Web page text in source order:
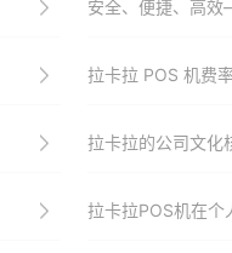
安全、便捷、高
拉卡拉 POS 机费
拉卡拉的公司文化
拉卡拉POS机在个